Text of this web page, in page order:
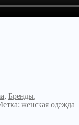
, Бренды,
женская одежда